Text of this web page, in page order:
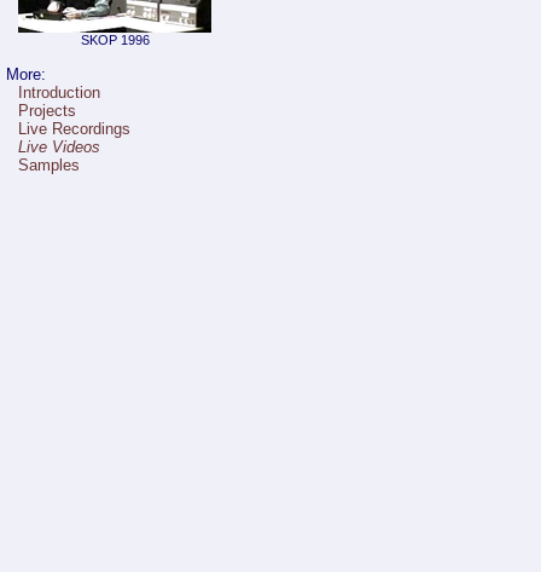
SKOP 1996
More:
Introduction
Projects
Live Recordings
Live Videos
Samples